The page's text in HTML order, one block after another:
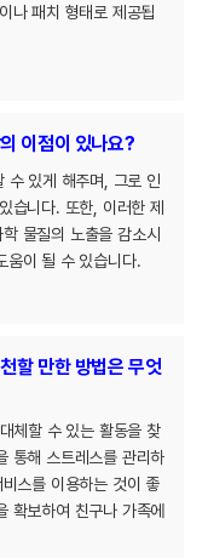
나 패치 형태로 제공됩
이점이 있나요?
수 있게 해주며, 그로 인
습니다. 또한, 이러한 제
물질의 노출을 감소시
움이 될 수 있습니다.
할 만한 방법은 무엇
체할 수 있는 활동을 찾
통해 스트레스를 관리하
스를 이용하는 것이 좋
확보하여 친구나 가족에